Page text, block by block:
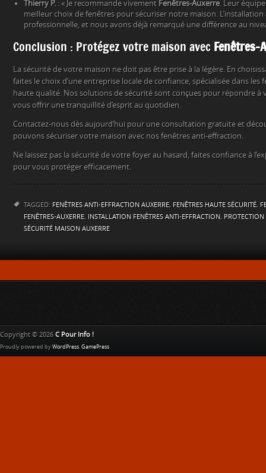
Thierry P. : « Je recommande vivement Fenêtres-Auxerre. Leur
meilleur choix de fenêtres pour sécuriser notre maison. L’installation
professionnelle, et nous avons déjà remarqué une différence au
Conclusion : Protégez votre maison avec Fenêtres-
La sécurité de votre maison ne doit pas être prise à la légère. En
faites le choix d’une entreprise locale de confiance, spécialisée dans
haute qualité. Nos solutions de sécurité sont conçues pour répondre à
vous offrir une tranquillité d’esprit au quotidien.
Contactez-nous dès aujourd’hui pour une consultation gratuite et
pouvons sécuriser votre maison avec nos fenêtres anti-effraction.
Ne laissez pas la sécurité de votre foyer au hasard, faites confiance à
pour vous protéger efficacement.
TAGGED: FENÊTRES ANTI-EFFRACTION AUXERRE, FENÊTRES HAUTE SÉCURITÉ,
FENÊTRES-AUXERRE, INSTALLATION FENÊTRES ANTI-EFFRACTION,
SÉCURITÉ MAISON AUXERRE
Copyright © 2026 C Pour Info !
Proudly powered by WordPress. GamePress